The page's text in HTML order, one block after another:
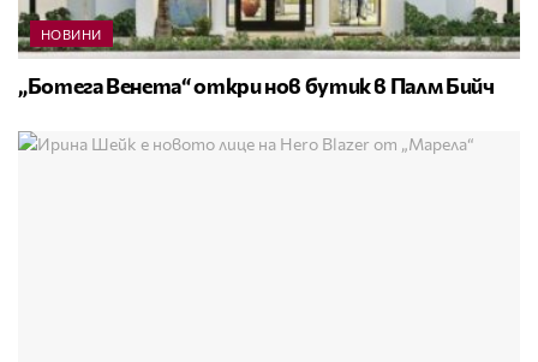
НОВИНИ
„Ботега Венета“ откри нов бутик в Палм Бийч